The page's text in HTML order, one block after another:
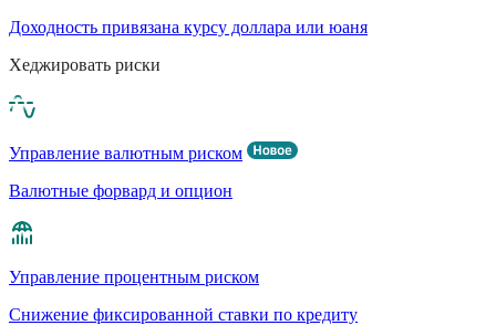
Доходность привязана курсу доллара или юаня
Хеджировать риски
Управление валютным риском
Валютные форвард и опцион
Управление процентным риском
Cнижение фиксированной ставки по кредиту